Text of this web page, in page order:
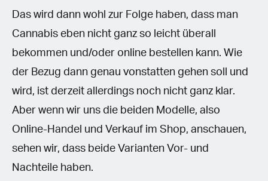
Das wird dann wohl zur Folge haben, dass man
Cannabis eben nicht ganz so leicht überall
bekommen und/oder online bestellen kann. Wie
der Bezug dann genau vonstatten gehen soll und
wird, ist derzeit allerdings noch nicht ganz klar.
Aber wenn wir uns die beiden Modelle, also
Online-Handel und Verkauf im Shop, anschauen,
sehen wir, dass beide Varianten Vor- und
Nachteile haben.